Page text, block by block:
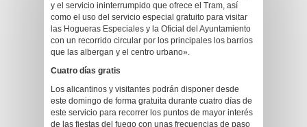
y el servicio ininterrumpido que ofrece el Tram, así
como el uso del servicio especial gratuito para visitar
las Hogueras Especiales y la Oficial del Ayuntamiento
con un recorrido circular por los principales los barrios
que las albergan y el centro urbano».
Cuatro días gratis
Los alicantinos y visitantes podrán disponer desde
este domingo de forma gratuita durante cuatro días de
este servicio para recorrer los puntos de mayor interés
de las fiestas del fuego con unas frecuencias de paso